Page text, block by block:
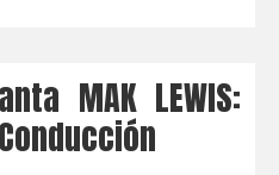
MAK LEWIS: